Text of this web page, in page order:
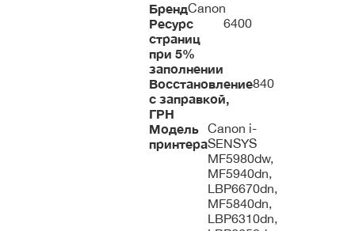
БрендCanon
Ресурс
страниц
при 5%
заполнении
6400
Восстановление
с заправкой,
ГРН
840
Модель
принтера
Canon i-
SENSYS
MF5980dw,
MF5940dn,
LBP6670dn,
MF5840dn,
LBP6310dn,